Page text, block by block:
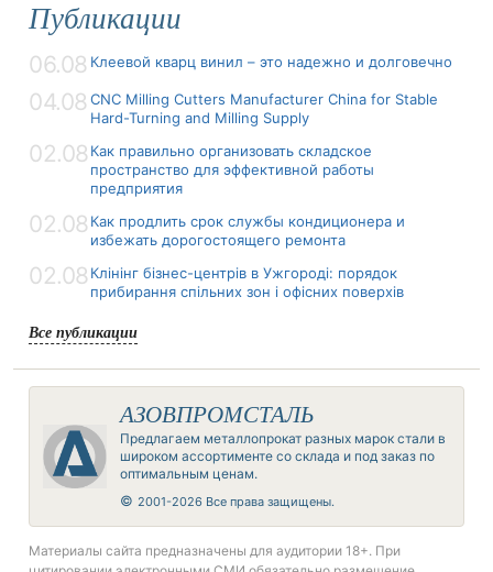
Публикации
06.08 Клеевой кварц винил – это надежно и долговечно
04.08 CNC Milling Cutters Manufacturer China for Stable
Hard-Turning and Milling Supply
02.08 Как правильно организовать складское
пространство для эффективной работы
предприятия
02.08 Как продлить срок службы кондиционера и
избежать дорогостоящего ремонта
02.08 Клінінг бізнес-центрів в Ужгороді: порядок
прибирання спільних зон і офісних поверхів
Все публикации
АЗОВПРОМСТАЛЬ
Предлагаем металлопрокат разных марок стали в
широком ассортименте со склада и под заказ по
оптимальным ценам.
© 2001-2026 Все права защищены.
Материалы сайта предназначены для аудитории 18+. При